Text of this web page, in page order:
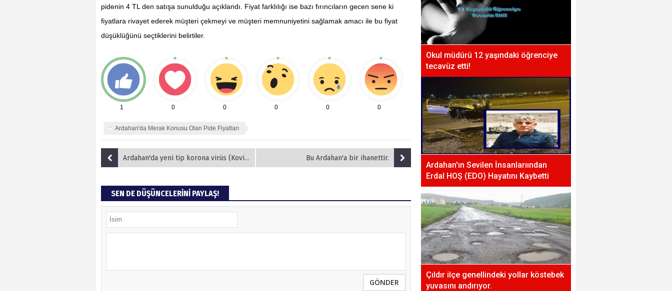
pidenin 4 TL den satışa sunulduğu açıklandı. Fiyat farklılığı ise bazı fırıncıların gecen sene ki
fiyatlara rivayet ederek müşteri çekmeyi ve müşteri memnuniyetini sağlamak amacı ile bu fiyat
düşüklüğünü seçtiklerini belirtiler.
1 0 0 0 0 0
Ardahan'da Merak Konusu Olan Pide Fiyatları
Ardahan'da yeni tip korona virüs (Kovid-19) tedbirleri Bu Ardahan'a bir ihanettir.
SEN DE DÜŞÜNCELERİNİ PAYLAŞ!
GÖNDER
Okul müdürü 12 yaşındaki öğrenciye
tecavüz etti!
Ardahan'ın Sevilen İnsanlarıından
Erdal HOŞ (EDO) Hayatını Kaybetti
Çıldır ilçe genellindeki yollar köstebek
yuvasını andırıyor.